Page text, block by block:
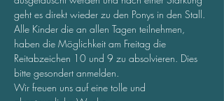
geht es direkt wieder zu den Ponys in den Stall.
Alle Kinder die an allen Tagen teilnehmen,
haben die Möglichkeit am Freitag die
Reitabzeichen 10 und 9 zu absolvieren. Dies
bitte gesondert anmelden.
Wir freuen uns auf eine tolle und